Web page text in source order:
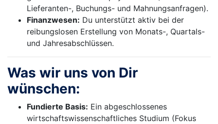
Lieferanten-, Buchungs- und Mahnungsanfragen).
Finanzwesen: Du unterstützt aktiv bei der
reibungslosen Erstellung von Monats-, Quartals-
und Jahresabschlüssen.
Was wir uns von Dir
wünschen:
Fundierte Basis: Ein abgeschlossenes
wirtschaftswissenschaftliches Studium (Fokus